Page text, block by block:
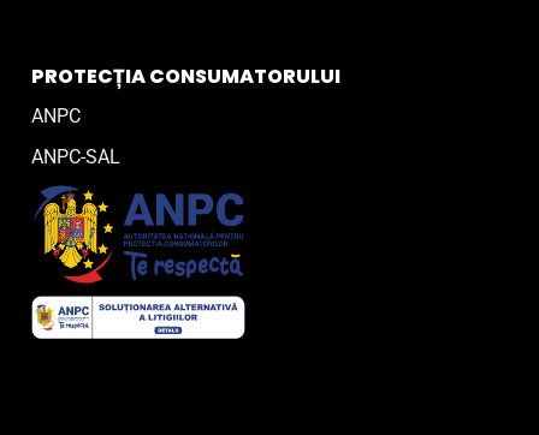
PROTECȚIA CONSUMATORULUI
ANPC
ANPC-SAL